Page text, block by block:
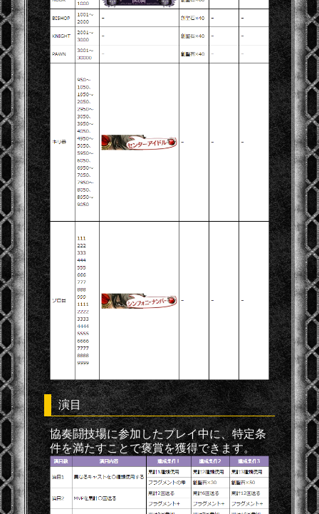
演目
協奏闘技場に参加したプレイ中に、特定条
件を満たすことで褒賞を獲得できます。